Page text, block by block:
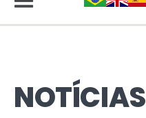
NOTÍCIAS